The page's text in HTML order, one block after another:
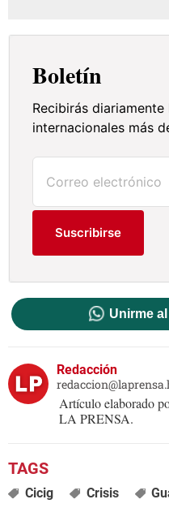
Boletín
Recibirás
internacionales más
Suscribirse
Unirme
Redacción
Artículo elaborado
LA PRENSA.
Cicig Crisis